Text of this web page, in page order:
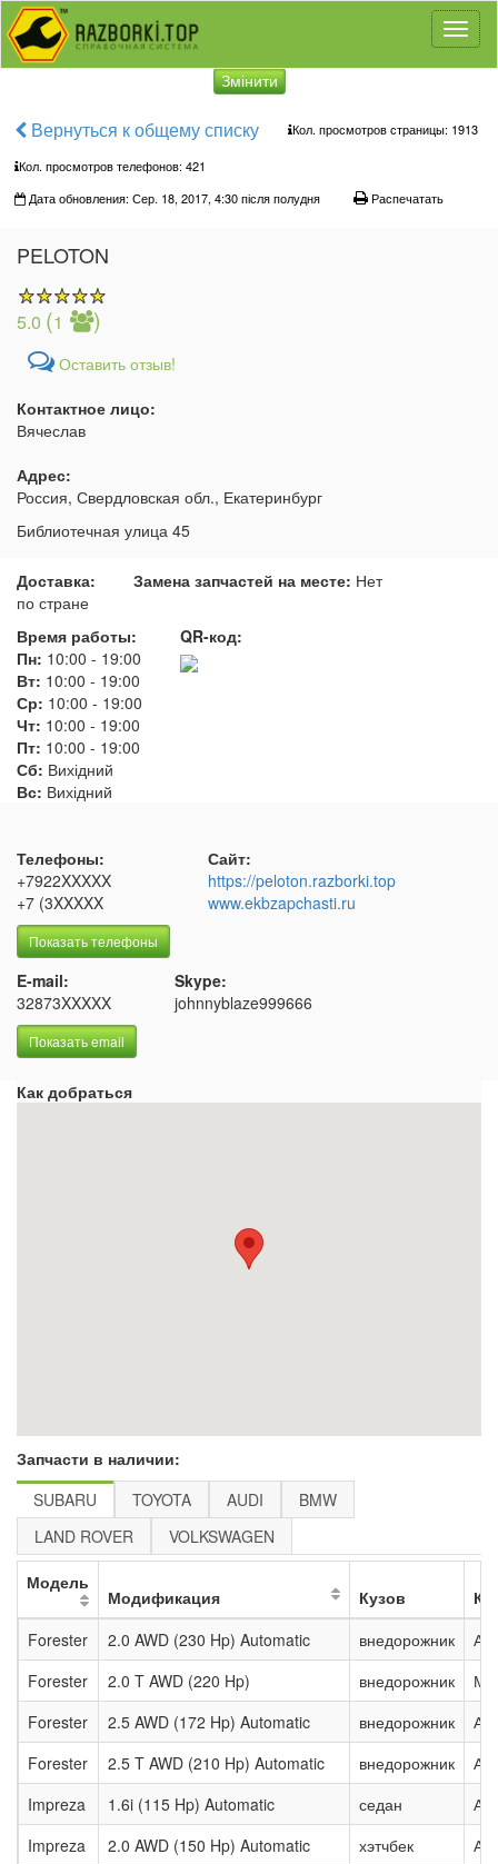
Змінити
Вернуться к общему списку Кол. просмотров страницы: 1913
Кол. просмотров телефонов: 421
Дата обновления: Сер. 18, 2017, 4:30 після полудня
Распечатать
PELOTON
5.0 (1 )
Оставить отзыв!
Контактное лицо:
Вячеслав
Адрес:
Россия, Свердловская обл., Екатеринбург
Библиотечная улица 45
Доставка:
по стране
Замена запчастей на месте: Нет
Время работы:
Пн: 10:00 - 19:00
Вт: 10:00 - 19:00
Ср: 10:00 - 19:00
Чт: 10:00 - 19:00
Пт: 10:00 - 19:00
Сб: Вихідний
Вс: Вихідний
QR-код:
Телефоны:
+7922XXXXX
+7 (3XXXXX
Показать телефоны
Сайт:
https://peloton.razborki.top
www.ekbzapchasti.ru
E-mail:
32873XXXXX
Показать email
Skype:
johnnyblaze999666
Как добраться
Запчасти в наличии:
SUBARU
TOYOTA AUDI
BMW
LAND ROVER
VOLKSWAGEN
Модель
Модификация Кузов
Forester
2.0 AWD (230 Hp) Automatic внедорожник
Forester
2.0 T AWD (220 Hp) внедорожник
Forester
2.5 AWD (172 Hp) Automatic внедорожник
Forester
2.5 T AWD (210 Hp) Automatic внедорожник
Impreza
1.6i (115 Hp) Automatic седан
Impreza
2.0 AWD (150 Hp) Automatic хэтчбек